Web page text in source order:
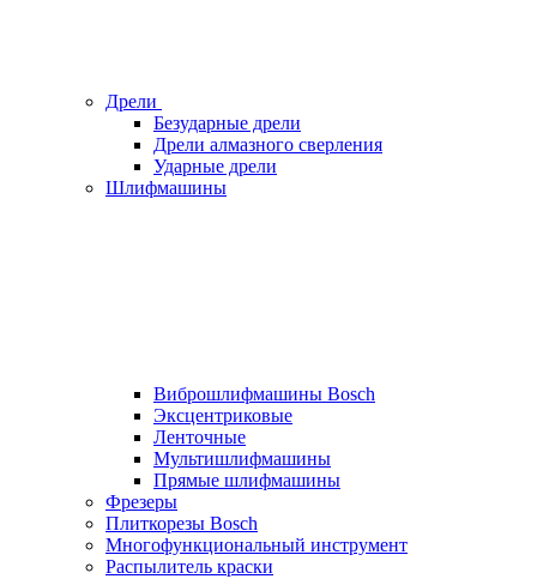
Дрели
Безударные дрели
Дрели алмазного сверления
Ударные дрели
Шлифмашины
Виброшлифмашины Bosch
Эксцентриковые
Ленточные
Мультишлифмашины
Прямые шлифмашины
Фрезеры
Плиткорезы Bosch
Многофункциональный инструмент
Распылитель краски